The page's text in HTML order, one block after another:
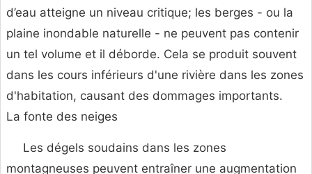
d’eau atteigne un niveau critique; les berges - ou la
plaine inondable naturelle - ne peuvent pas contenir
un tel volume et il déborde. Cela se produit souvent
dans les cours inférieurs d'une rivière dans les zones
d'habitation, causant des dommages importants.
La fonte des neiges
Les dégels soudains dans les zones
montagneuses peuvent entraîner une augmentation